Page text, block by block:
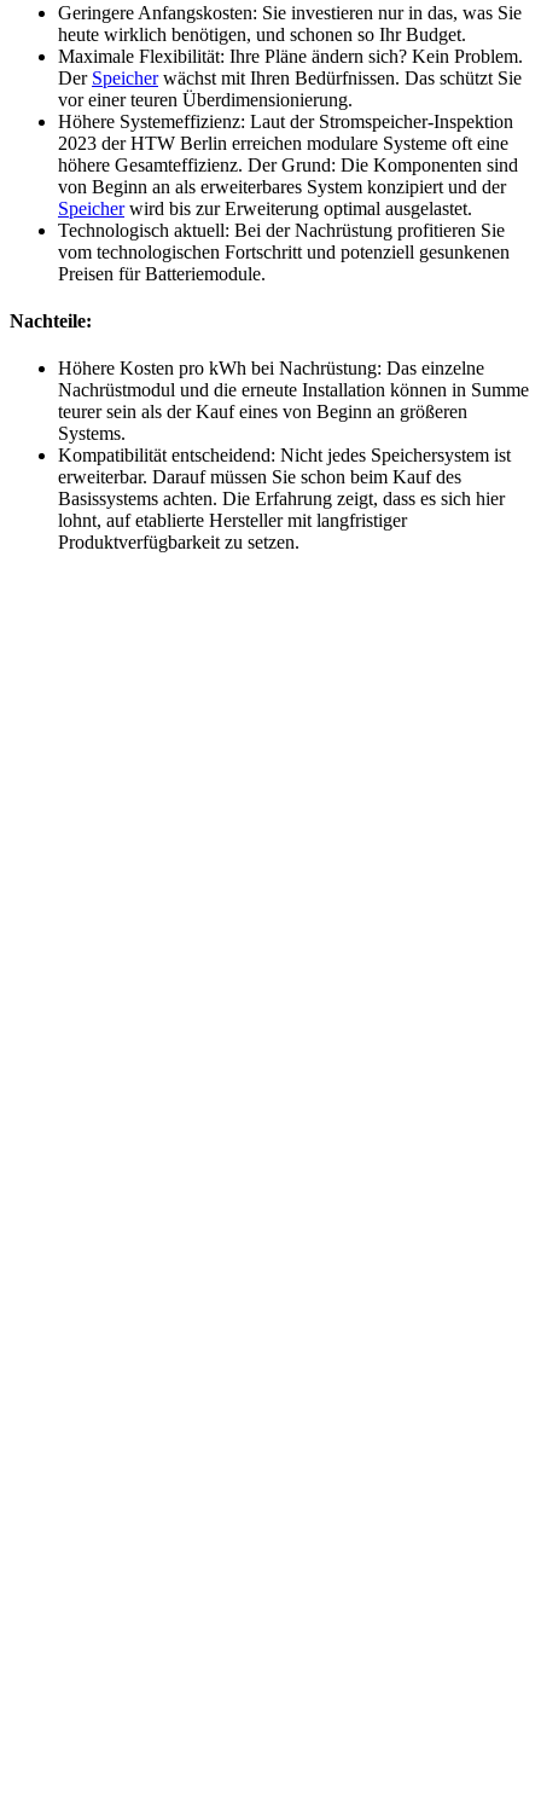
Geringere Anfangskosten: Sie investieren nur in das, was Sie
heute wirklich benötigen, und schonen so Ihr Budget.
Maximale Flexibilität: Ihre Pläne ändern sich? Kein Problem.
Der Speicherwächst mit Ihren Bedürfnissen. Das schützt Sie
vor einer teuren Überdimensionierung.
Höhere Systemeffizienz: Laut der Stromspeicher-Inspektion
2023 der HTW Berlin erreichen modulare Systeme oft eine
höhere Gesamteffizienz. Der Grund: Die Komponenten sind
von Beginn an als erweiterbares System konzipiert und der
Speicherwird bis zur Erweiterung optimal ausgelastet.
Technologisch aktuell: Bei der Nachrüstung profitieren Sie
vom technologischen Fortschritt und potenziell gesunkenen
Preisen für Batteriemodule.
Nachteile:
Höhere Kosten pro kWh bei Nachrüstung: Das einzelne
Nachrüstmodul und die erneute Installation können in Summe
teurer sein als der Kauf eines von Beginn an größeren
Systems.
Kompatibilität entscheidend: Nicht jedes Speichersystem ist
erweiterbar. Darauf müssen Sie schon beim Kauf des
Basissystems achten. Die Erfahrung zeigt, dass es sich hier
lohnt, auf etablierte Hersteller mit langfristiger
Produktverfügbarkeit zu setzen.